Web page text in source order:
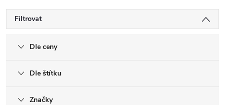
Filtrovat
Dle ceny
Dle štítku
Značky